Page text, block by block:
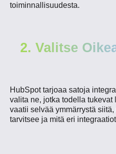
toiminnallisuudesta.
2. Valitse
HubSpot tarjoaa satoja
valita ne, jotka todella tukevat
vaatii selvää ymmärrystä
tarvitsee ja mitä eri